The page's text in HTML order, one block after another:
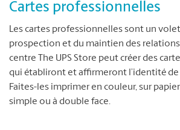
Cartes professionnelles
Les cartes professionnelles sont un
prospection et du maintien des
centre The UPS Store peut créer des
qui établiront et affirmeront l’identité
Faites-les imprimer en couleur, sur
simple ou à double face.